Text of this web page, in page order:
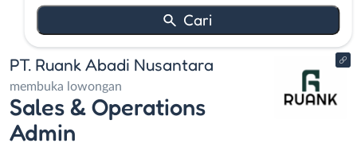
PT. Ruank Abadi Nusantara
membuka lowongan
Sales & Operations
Admin